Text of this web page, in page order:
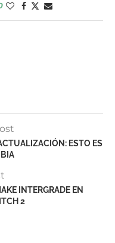
ESTO ES
INTERGRADE EN
2